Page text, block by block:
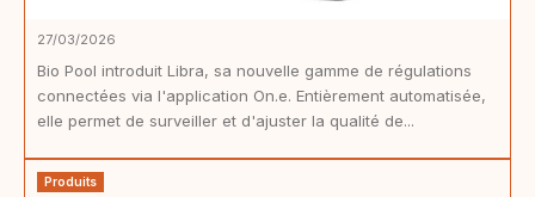
27/03/2026
Bio Pool introduit Libra, sa nouvelle gamme de régulations
connectées via l'application On.e. Entièrement automatisée,
elle permet de surveiller et d'ajuster la qualité de...
Produits